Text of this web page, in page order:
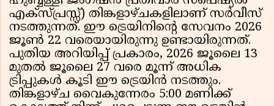
എക്സ്പ്രസ്സ്) തിങ്കളാഴ്ചകളിലാണ് സർവീസ്
നടത്തുന്നത്. ഈ ട്രെയിനിൻ്റെ സേവനം 2026
ജൂൺ 22 വരെയായിരുന്നു ഉണ്ടായിരുന്നത്.
പുതിയ അറിയിപ്പ് പ്രകാരം, 2026 ജൂലൈ 13
മുതൽ ജൂലൈ 27 വരെ മൂന്ന് അധിക
ട്രിപ്പുകൾ കൂടി ഈ ട്രെയിൻ നടത്തും.
തിങ്കളാഴ്ച വൈകുന്നേരം 5:00 മണിക്ക്